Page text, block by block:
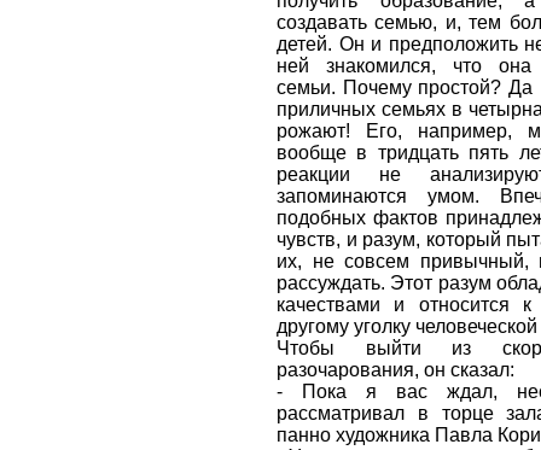
создавать семью, и, тем
детей. Он и предположить
ней знакомился, что она
семьи. Почему простой? Да
приличных семьях в
рожают! Его, например,
вообще в тридцать пять
реакции не
запоминаются умом.
подобных фактов
чувств, и разум, который
их, не совсем
рассуждать. Этот разум
качествами и относится
другому уголку
Чтобы выйти из
разочарования, он сказал:
- Пока я вас ждал,
рассматривал в торце
панно художника Павла